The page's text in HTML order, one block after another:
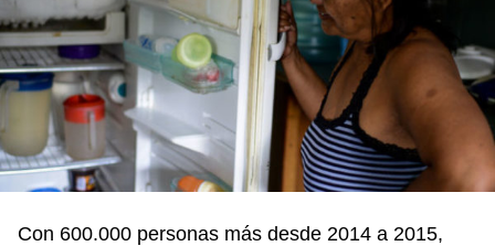
Con 600.000 personas más desde 2014 a 2015,